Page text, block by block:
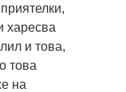
харесва
и това,
това
на